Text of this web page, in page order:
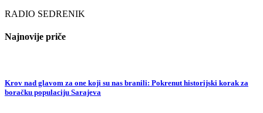
RADIO SEDRENIK
Najnovije priče
Krov nad glavom za one koji su nas branili: Pokrenut historijski korak za
boračku populaciju Sarajeva